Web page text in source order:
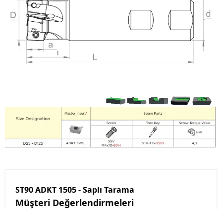
ST90 ADKT 1505 - Saplı Tarama
Müşteri Değerlendirmeleri